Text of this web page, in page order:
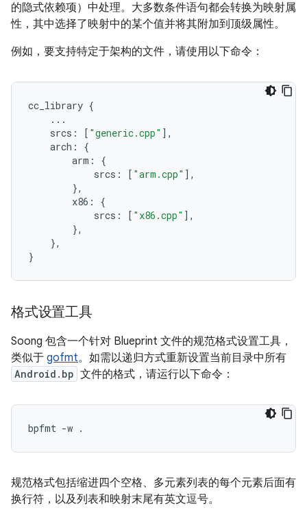
的隐式依赖项）中处理。大多数条件语句都会转换为映射属
性，其中选择了映射中的某个值并将其附加到顶级属性。
例如，要支持特定于架构的文件，请使用以下命令：
cc_library {
...
srcs : [ "generic.cpp" ],
arch :
{
arm :
{
srcs : [ "arm.cpp" ],
},
x86 :
{
srcs : [ "x86.cpp" ],
},
},
}
格式设置工具
Soong 包含一个针对 Blueprint 文件的规范格式设置工具，
类似于 gofmt。如需以递归方式重新设置当前目录中所有
Android.bp 文件的格式，请运行以下命令：
规范格式包括缩进四个空格、多元素列表的每个元素后面有
换行符，以及列表和映射末尾有英文逗号。